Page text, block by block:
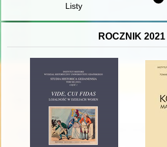
Listy
ROCZNIK 2021